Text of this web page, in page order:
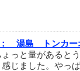
湯島 トンカ
っと量があると
じました。やっ